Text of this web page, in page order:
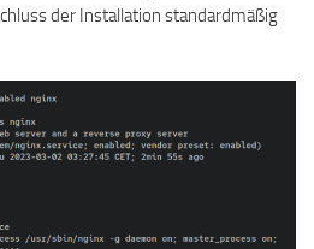
der Installation standardmäßig